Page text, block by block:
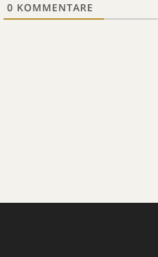
0 KOMMENTARE